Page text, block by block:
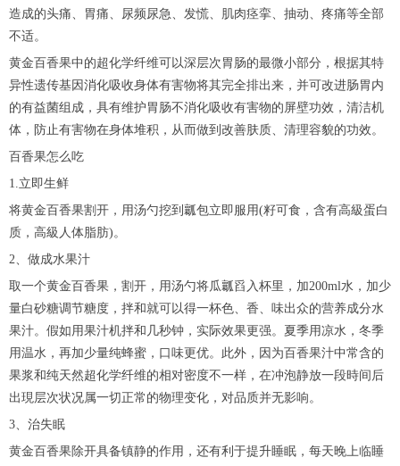
造成的头痛、胃痛、尿频尿急、发慌、肌肉痉挛、抽动、疼痛等全部
不适。
黄金百香果中的超化学纤维可以深层次胃肠的最微小部分，根据其特
异性遗传基因消化吸收身体有害物将其完全排出来，并可改进肠胃内
的有益菌组成，具有维护胃肠不消化吸收有害物的屏壁功效，清洁机
体，防止有害物在身体堆积，从而做到改善肤质、清理容貌的功效。
百香果怎么吃
1.立即生鲜
将黄金百香果割开，用汤勺挖到瓤包立即服用(籽可食，含有高級蛋白
质，高級人体脂肪)。
2、做成水果汁
取一个黄金百香果，割开，用汤勺将瓜瓤舀入杯里，加200ml水，加少
量白砂糖调节糖度，拌和就可以得一杯色、香、味出众的营养成分水
果汁。假如用果汁机拌和几秒钟，实际效果更强。夏季用凉水，冬季
用温水，再加少量纯蜂蜜，口味更优。此外，因为百香果汁中常含的
果浆和纯天然超化学纤维的相对密度不一样，在冲泡静放一段時间后
出現层次状况属一切正常的物理变化，对品质并无影响。
3、治失眠
黄金百香果除开具备镇静的作用，还有利于提升睡眠，每天晚上临睡